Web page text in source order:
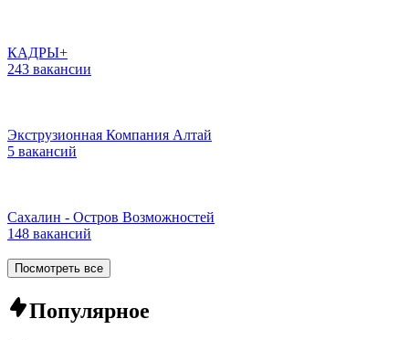
КАДРЫ+
243 вакансии
Экструзионная Компания Алтай
5 вакансий
Сахалин - Остров Возможностей
148 вакансий
Посмотреть все
Популярное